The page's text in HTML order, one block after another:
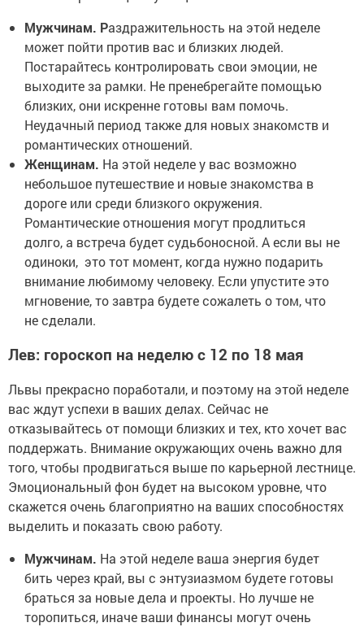
Мужчинам. Раздражительность на этой неделе
может пойти против вас и близких людей.
Постарайтесь контролировать свои эмоции, не
выходите за рамки. Не пренебрегайте помощью
близких, они искренне готовы вам помочь.
Неудачный период также для новых знакомств и
романтических отношений.
Женщинам. На этой неделе у вас возможно
небольшое путешествие и новые знакомства в
дороге или среди близкого окружения.
Романтические отношения могут продлиться
долго, а встреча будет судьбоносной. А если вы не
одиноки, это тот момент, когда нужно подарить
внимание любимому человеку. Если упустите это
мгновение, то завтра будете сожалеть о том, что
не сделали.
Лев: гороскоп на неделю с 12 по 18 мая
Львы прекрасно поработали, и поэтому на этой неделе
вас ждут успехи в ваших делах. Сейчас не
отказывайтесь от помощи близких и тех, кто хочет вас
поддержать. Внимание окружающих очень важно для
того, чтобы продвигаться выше по карьерной лестнице.
Эмоциональный фон будет на высоком уровне, что
скажется очень благоприятно на ваших способностях
выделить и показать свою работу.
Мужчинам. На этой неделе ваша энергия будет
бить через край, вы с энтузиазмом будете готовы
браться за новые дела и проекты. Но лучше не
торопиться, иначе ваши финансы могут очень